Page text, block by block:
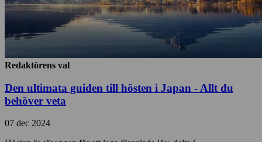
Redaktörens val
Den ultimata guiden till hösten i Japan - Allt du
behöver veta
07 dec 2024